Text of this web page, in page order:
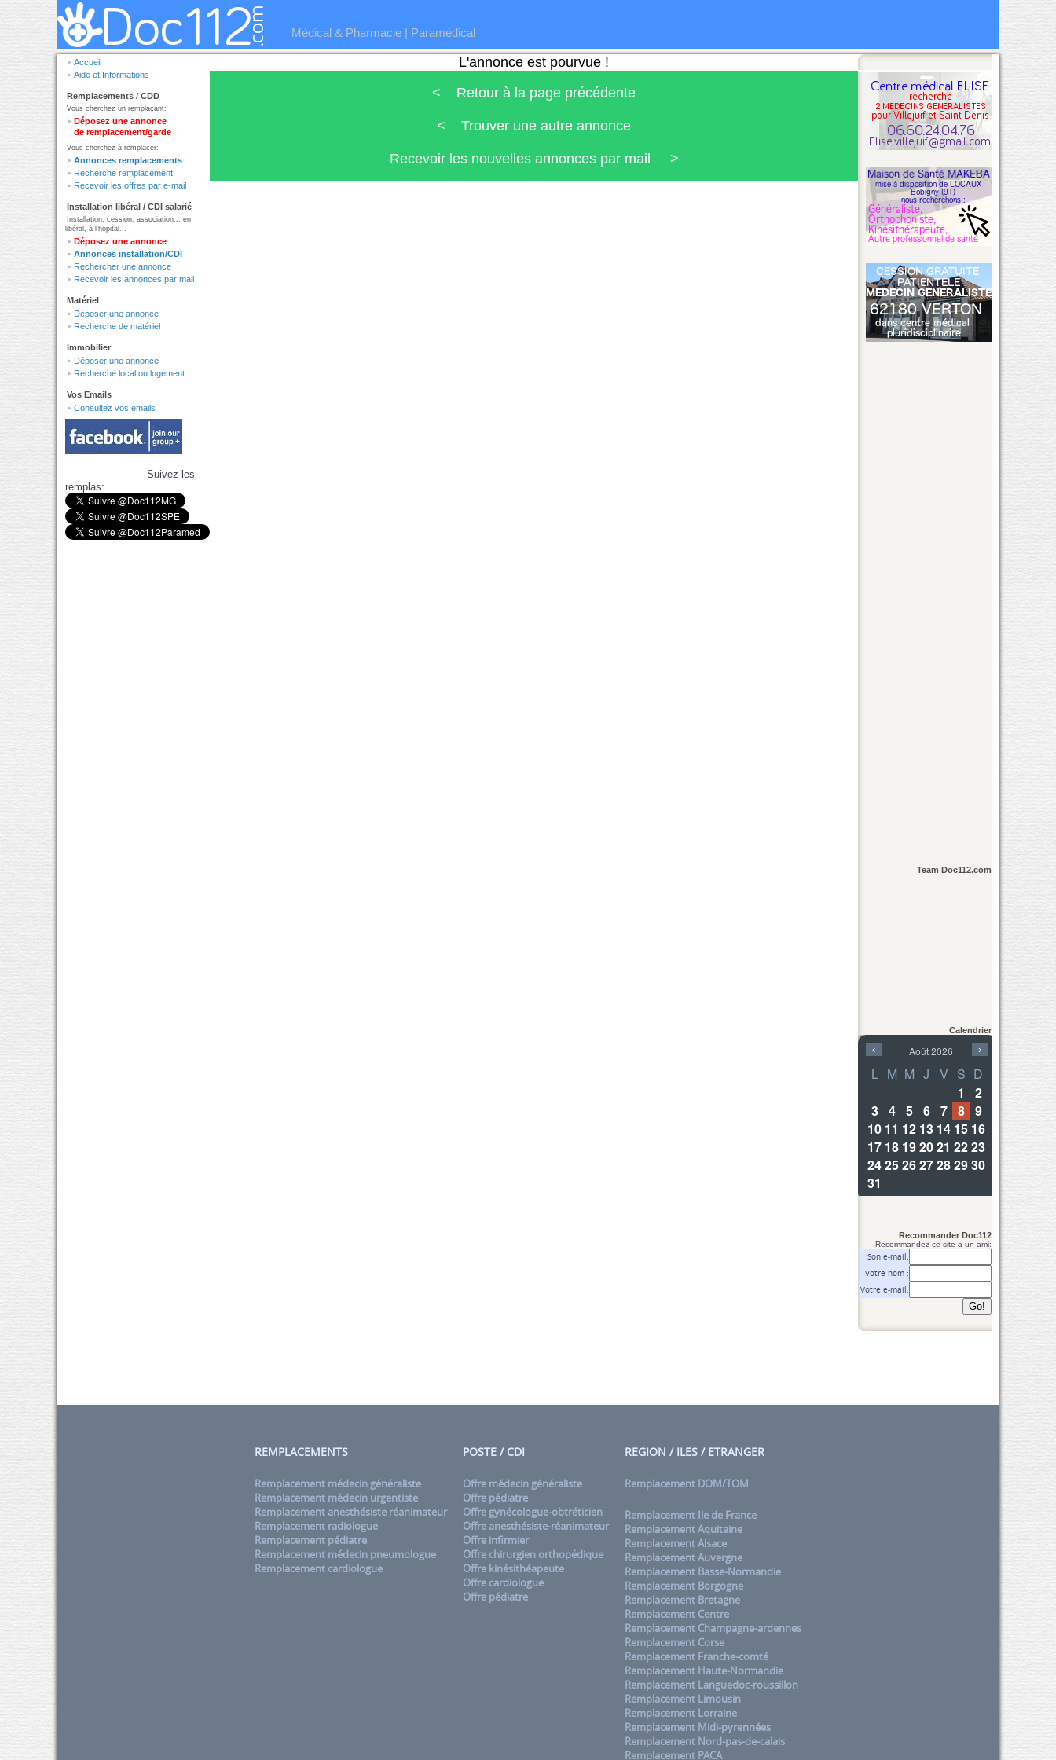
Médical & Pharmacie | Paramédical
Accueil
Aide et Informations
Remplacements / CDD
Vous cherchez un remplaçant:
Déposez une annonce
de remplacement/garde
Vous cherchez à remplacer:
Annonces remplacements
Recherche remplacement
Recevoir les offres par e-mail
Installation libéral / CDI salarié
Installation, cession, association... en
libéral, à l'hopital...
Déposez une annonce
Annonces installation/CDI
Rechercher une annonce
Recevoir les annonces par mail
Matériel
Déposer une annonce
Recherche de matériel
Immobilier
Déposer une annonce
Recherche local ou logement
Vos Emails
Consultez vos emails
Suivez les
remplas:
L'annonce est pourvue !
< Retour à la page précédente
< Trouver une autre annonce
Recevoir les nouvelles annonces par mail >
Team Doc112.com
Calendrier
Recommander Doc112
Recommandez ce site a un ami:
Son e-mail:
Votre nom :
Votre e-mail:
REMPLACEMENTS
Remplacement médecin généraliste
Remplacement médecin urgentiste
Remplacement anesthésiste réanimateur
Remplacement radiologue
Remplacement pédiatre
Remplacement médecin pneumologue
Remplacement cardiologue
POSTE / CDI
Offre médecin généraliste
Offre pédiatre
Offre gynécologue-obtréticien
Offre anesthésiste-réanimateur
Offre infirmier
Offre chirurgien orthopédique
Offre kinésithéapeute
Offre cardiologue
Offre pédiatre
REGION / ILES / ETRANGER
Remplacement DOM/TOM
Remplacement Ile de France
Remplacement Aquitaine
Remplacement Alsace
Remplacement Auvergne
Remplacement Basse-Normandie
Remplacement Borgogne
Remplacement Bretagne
Remplacement Centre
Remplacement Champagne-ardennes
Remplacement Corse
Remplacement Franche-comté
Remplacement Haute-Normandie
Remplacement Languedoc-roussillon
Remplacement Limousin
Remplacement Lorraine
Remplacement Midi-pyrennées
Remplacement Nord-pas-de-calais
Remplacement PACA